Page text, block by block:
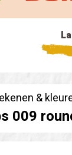
&
009